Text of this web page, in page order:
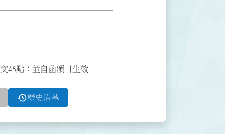
45點；並自函頒日生效
history歷史沿革